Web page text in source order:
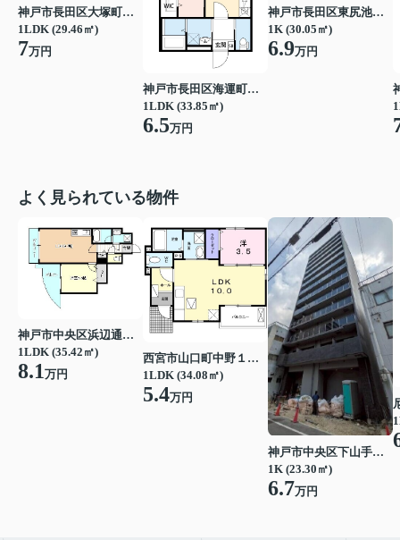
神戸市長田区大塚町３丁目
1LDK (29.46㎡)
7万円
神戸市長田区海運町８丁目
1LDK (33.85㎡)
6.5万円
神戸市長田区東尻池町２丁目
1K (30.05㎡)
6.9万円
よく見られている物件
神戸市中央区浜辺通３丁目
1LDK (35.42㎡)
8.1万円
西宮市山口町中野１丁目
1LDK (34.08㎡)
5.4万円
神戸市中央区下山手通７丁目
1K (23.30㎡)
6.7万円